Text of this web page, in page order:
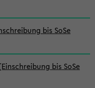
bis SoSe
bis SoSe